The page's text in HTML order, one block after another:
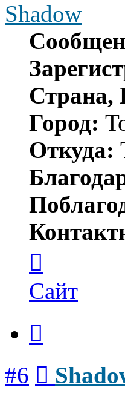
Shadow
Страна,
Город:
Откуда:
пользователя
Shadow
Сайт
#6